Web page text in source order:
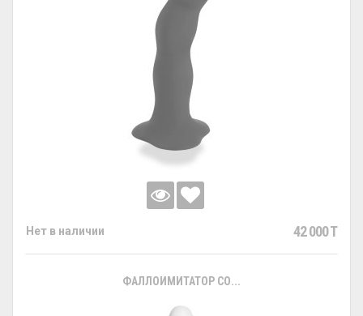
Нет в наличии 42 000 T
ФАЛЛОИМИТАТОР СО...